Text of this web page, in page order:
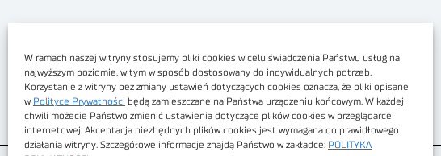
W ramach naszej witryny stosujemy pliki cookies w celu świadczenia Państwu usług na
najwyższym poziomie, w tym w sposób dostosowany do indywidualnych potrzeb.
Korzystanie z witryny bez zmiany ustawień dotyczących cookies oznacza, że pliki opisane
w Polityce Prywatności będą zamieszczane na Państwa urządzeniu końcowym. W każdej
chwili możecie Państwo zmienić ustawienia dotyczące plików cookies w przeglądarce
internetowej. Akceptacja niezbędnych plików cookies jest wymagana do prawidłowego
działania witryny. Szczegółowe informacje znajdą Państwo w zakładce: POLITYKA
Dostępność cyfrowa
Regulamin Portalu
Regulamin sklepu